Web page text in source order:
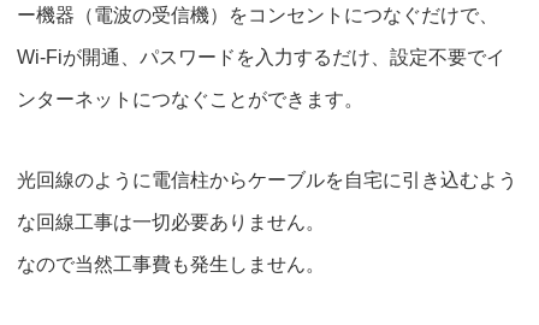
ー機器（電波の受信機）をコンセントにつなぐだけで、
Wi-Fiが開通、パスワードを入力するだけ、設定不要でイ
ンターネットにつなぐことができます。
光回線のように電信柱からケーブルを自宅に引き込むよう
な回線工事は一切必要ありません。
なので当然工事費も発生しません。